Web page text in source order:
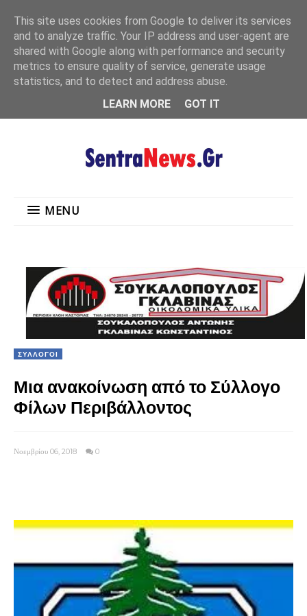
MENU
MENU
ΣΥΛΛΟΓΟΙ
Μια ανακοίνωση από το Σύλλογο
Φίλων Περιβάλλοντος
Νοεμβρίου 06, 2018 0
This site uses cookies from Google to deliver its services
and to analyze traffic. Your IP address and user-agent are
shared with Google along with performance and security
metrics to ensure quality of service, generate usage
statistics, and to detect and address abuse.
LEARN MORE
GOT IT